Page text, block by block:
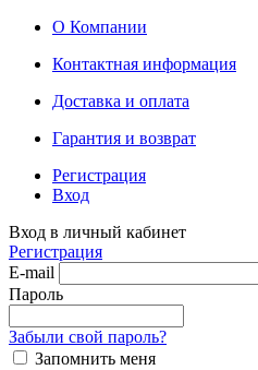
О Компании
Контактная информация
Доставка и оплата
Гарантия и возврат
Регистрация
Вход
Вход в личный кабинет
Регистрация
E-mail
Пароль
Забыли свой пароль?
Запомнить меня